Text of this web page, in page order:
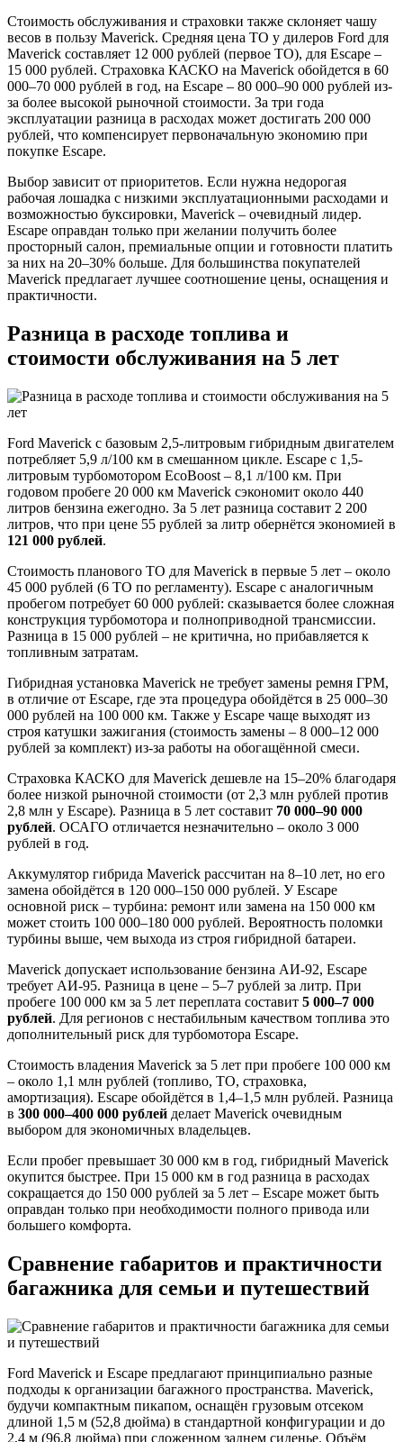
Стоимость обслуживания и страховки также склоняет чашу
весов в пользу Maverick. Средняя цена ТО у дилеров Ford для
Maverick составляет 12 000 рублей (первое ТО), для Escape –
15 000 рублей. Страховка КАСКО на Maverick обойдется в 60
000–70 000 рублей в год, на Escape – 80 000–90 000 рублей из-
за более высокой рыночной стоимости. За три года
эксплуатации разница в расходах может достигать 200 000
рублей, что компенсирует первоначальную экономию при
покупке Escape.
Выбор зависит от приоритетов. Если нужна недорогая
рабочая лошадка с низкими эксплуатационными расходами и
возможностью буксировки, Maverick – очевидный лидер.
Escape оправдан только при желании получить более
просторный салон, премиальные опции и готовности платить
за них на 20–30% больше. Для большинства покупателей
Maverick предлагает лучшее соотношение цены, оснащения и
практичности.
Разница в расходе топлива и
стоимости обслуживания на 5 лет
Ford Maverick с базовым 2,5-литровым гибридным двигателем
потребляет 5,9 л/100 км в смешанном цикле. Escape с 1,5-
литровым турбомотором EcoBoost – 8,1 л/100 км. При
годовом пробеге 20 000 км Maverick сэкономит около 440
литров бензина ежегодно. За 5 лет разница составит 2 200
литров, что при цене 55 рублей за литр обернётся экономией в
121 000 рублей.
Стоимость планового ТО для Maverick в первые 5 лет – около
45 000 рублей (6 ТО по регламенту). Escape с аналогичным
пробегом потребует 60 000 рублей: сказывается более сложная
конструкция турбомотора и полноприводной трансмиссии.
Разница в 15 000 рублей – не критична, но прибавляется к
топливным затратам.
Гибридная установка Maverick не требует замены ремня ГРМ,
в отличие от Escape, где эта процедура обойдётся в 25 000–30
000 рублей на 100 000 км. Также у Escape чаще выходят из
строя катушки зажигания (стоимость замены – 8 000–12 000
рублей за комплект) из-за работы на обогащённой смеси.
Страховка КАСКО для Maverick дешевле на 15–20% благодаря
более низкой рыночной стоимости (от 2,3 млн рублей против
2,8 млн у Escape). Разница в 5 лет составит 70 000–90 000
рублей. ОСАГО отличается незначительно – около 3 000
рублей в год.
Аккумулятор гибрида Maverick рассчитан на 8–10 лет, но его
замена обойдётся в 120 000–150 000 рублей. У Escape
основной риск – турбина: ремонт или замена на 150 000 км
может стоить 100 000–180 000 рублей. Вероятность поломки
турбины выше, чем выхода из строя гибридной батареи.
Maverick допускает использование бензина АИ-92, Escape
требует АИ-95. Разница в цене – 5–7 рублей за литр. При
пробеге 100 000 км за 5 лет переплата составит 5 000–7 000
рублей. Для регионов с нестабильным качеством топлива это
дополнительный риск для турбомотора Escape.
Стоимость владения Maverick за 5 лет при пробеге 100 000 км
– около 1,1 млн рублей (топливо, ТО, страховка,
амортизация). Escape обойдётся в 1,4–1,5 млн рублей. Разница
в 300 000–400 000 рублей делает Maverick очевидным
выбором для экономичных владельцев.
Если пробег превышает 30 000 км в год, гибридный Maverick
окупится быстрее. При 15 000 км в год разница в расходах
сокращается до 150 000 рублей за 5 лет – Escape может быть
оправдан только при необходимости полного привода или
большего комфорта.
Сравнение габаритов и практичности
багажника для семьи и путешествий
Ford Maverick и Escape предлагают принципиально разные
подходы к организации багажного пространства. Maverick,
будучи компактным пикапом, оснащён грузовым отсеком
длиной 1,5 м (52,8 дюйма) в стандартной конфигурации и до
2,4 м (96,8 дюйма) при сложенном заднем сиденье. Объём